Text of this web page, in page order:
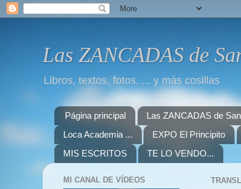
Las ZANCADAS de
Libros, textos, fotos, ... y más cosillas
Página principal Las ZANCADAS de
Loca Academia ...
EXPO El Principito
MIS ESCRITOS
TE LO VENDO...
MI CANAL DE VÍDEOS